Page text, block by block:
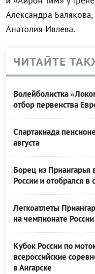
Александра
Анатолия Ивлева.
ЧИТАЙТЕ
Волейболистка
отбор первенства
Спартакиада
августа
Борец из Приангарья
России и отобрался в
Легкоатлеты
на чемпионате России
Кубок России по
всероссийские
в Ангарске